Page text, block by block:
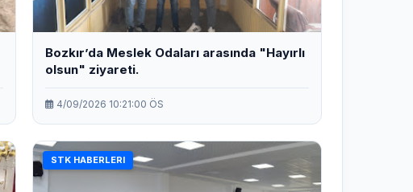
Bozkır’da Meslek Odaları arasında "Hayırlı
olsun" ziyareti.
4/09/2026 10:21:00 ÖS
STK HABERLERI